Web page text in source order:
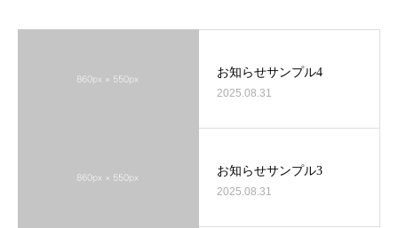
お知らせサンプル4
2025.08.31
お知らせサンプル3
2025.08.31